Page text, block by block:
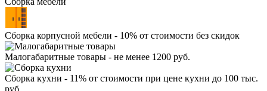
Сборка корпусной мебели - 10% от стоимости без скидок
Малогабаритные товары - не менее 1200 руб.
Сборка кухни - 11% от стоимости при цене кухни до 100 тыс.
руб.